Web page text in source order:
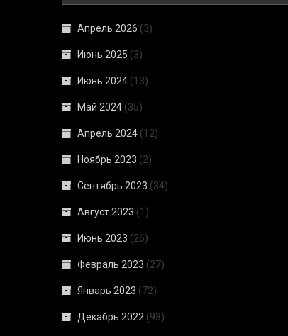
Апрель 2026 (3)
Июнь 2025 (3)
Июнь 2024 (13)
Май 2024 (35)
Апрель 2024 (12)
Ноябрь 2023 (2)
Сентябрь 2023 (34)
Август 2023 (1)
Июнь 2023 (26)
Февраль 2023 (27)
Январь 2023 (72)
Декабрь 2022 (93)